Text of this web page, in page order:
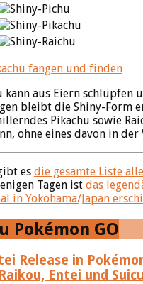
kann aus Eiern schlüpfen
bleibt die Shiny-Form
Pikachu sowie
ohne eines davon in der
es die gesamte Liste
Tagen ist das
in Yokohama/Japan
Pokémon GO
Entei und